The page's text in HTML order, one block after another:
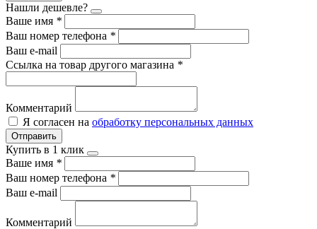
Нашли дешевле?
Ваше имя *
Ваш номер телефона *
Ваш e-mail
Ссылка на товар другого магазина *
Комментарий
Я согласен на обработку персональных данных
Отправить
Купить в 1 клик
Ваше имя *
Ваш номер телефона *
Ваш e-mail
Комментарий